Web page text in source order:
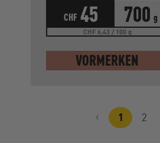
CHF 45 700 g
CHF 6.43 / 100 g
VORMERKEN
Seite
1
Seite
2